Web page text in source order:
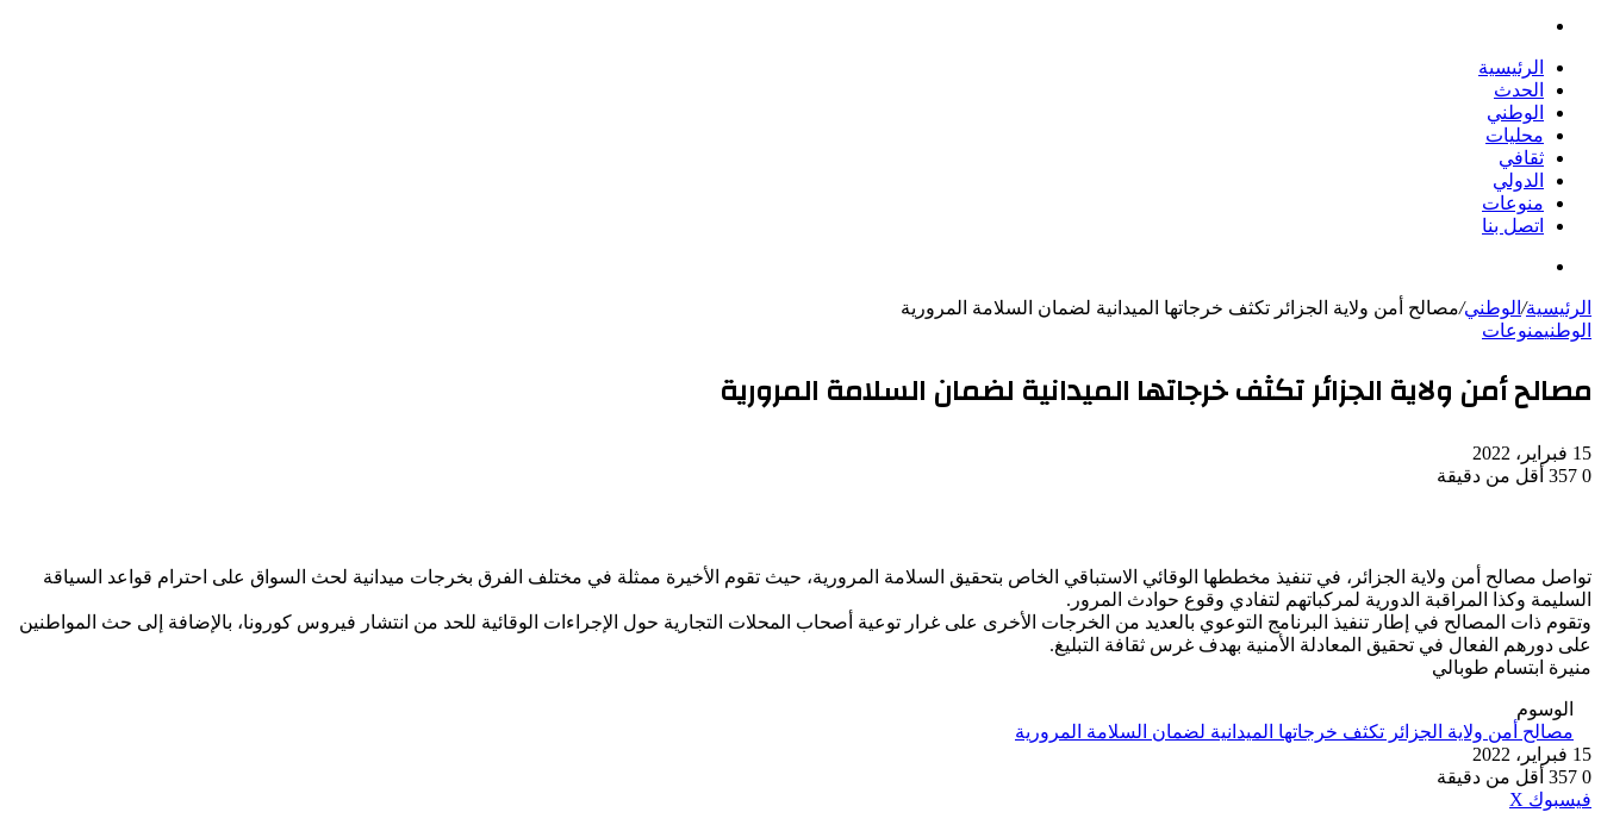
الرئيسية
الحدث
الوطني
محليات
ثقافي
الدولي
منوعات
اتصل بنا
الرئيسية/ الوطني/مصالح أمن ولاية الجزائر تكثف خرجاتها الميدانية لضمان السلامة المرورية
الوطنيمنوعات
مصالح أمن ولاية الجزائر تكثف خرجاتها الميدانية لضمان السلامة المرورية
15 فبراير، 2022
0
أقل من دقيقة
تواصل مصالح أمن ولاية الجزائر، في تنفيذ مخططها الوقائي الاستباقي الخاص بتحقيق السلامة المرورية، حيث تقوم الأخيرة ممثلة في مختلف الفرق بخرجات ميدانية لحث السواق على احترام قواعد السياقة
السليمة وكذا المراقبة الدورية لمركباتهم لتفادي وقوع حوادث المرور.
وتقوم ذات المصالح في إطار تنفيذ البرنامج التوعوي بالعديد من الخرجات الأخرى على غرار توعية أصحاب المحلات التجارية حول الإجراءات الوقائية للحد من انتشار فيروس كورونا، بالإضافة إلى حث المواطنين
على دورهم الفعال في تحقيق المعادلة الأمنية بهدف غرس ثقافة التبليغ.
منيرة ابتسام طوبالي
الوسوم
مصالح أمن ولاية الجزائر تكثف خرجاتها الميدانية لضمان السلامة المرورية
15 فبراير، 2022
0
أقل من دقيقة
فيسبوك ‫X